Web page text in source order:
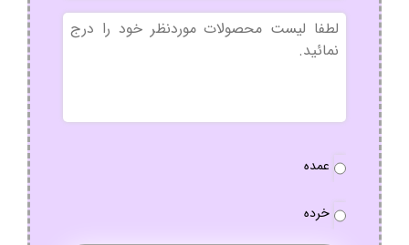
بدون
عنوان
نوع
عمده
خرده